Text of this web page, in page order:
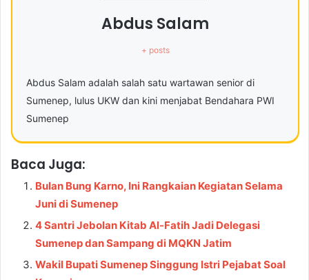
Abdus Salam
+ posts
Abdus Salam adalah salah satu wartawan senior di
Sumenep, lulus UKW dan kini menjabat Bendahara PWI
Sumenep
Baca Juga:
Bulan Bung Karno, Ini Rangkaian Kegiatan Selama
Juni di Sumenep
4 Santri Jebolan Kitab Al-Fatih Jadi Delegasi
Sumenep dan Sampang di MQKN Jatim
Wakil Bupati Sumenep Singgung Istri Pejabat Soal